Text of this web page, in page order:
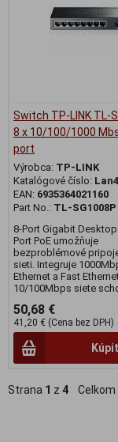
Switch TP-LINK TL-
8 x 10/100/1000
port
Výrobca: TP-LINK
Katalógové číslo:
EAN: 6935364021160
Part No.: TL-SG1008P
8-Port Gigabit
Port PoE umožňuje
bezproblémové
sieti. Integruje
Ethernet a Fast
10/100Mbps siete
50,68 €
41,20 € (Cena bez DPH)
Kúpiť
Strana 1 z 4 Celkom